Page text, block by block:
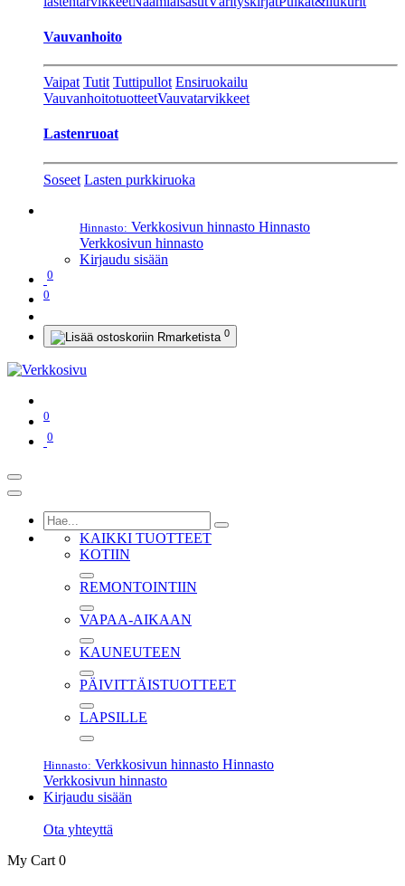
Vauvanhoito
Vaipat Tutit Tuttipullot Ensiruokailu
VauvanhoitotuotteetVauvatarvikkeet
Lastenruoat
Soseet Lasten purkkiruoka
Hinnasto: Verkkosivun hinnasto Hinnasto
Verkkosivun hinnasto
Kirjaudu sisään
0
0
0
0
0
KAIKKI TUOTTEET
KOTIIN
REMONTOINTIIN
VAPAA-AIKAAN
KAUNEUTEEN
PÄIVITTÄISTUOTTEET
LAPSILLE
Hinnasto: Verkkosivun hinnasto Hinnasto
Verkkosivun hinnasto
Kirjaudu sisään
Ota yhteyttä
My Cart 0